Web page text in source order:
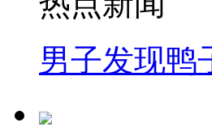
男子发现鸭